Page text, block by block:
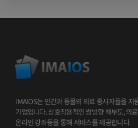
IMAIOS는 인간과 동물의 의료 종사자들을 지
기업입니다. 상호작용적인 쌍방향 해부도, 의
온라인 강좌등을 통해 서비스를 제공합니다.